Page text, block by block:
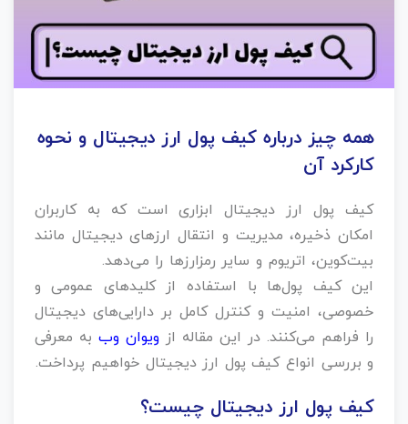
همه چیز درباره کیف پول ارز دیجیتال و نحوه
کارکرد آن
کیف پول ارز دیجیتال ابزاری است که به کاربران
امکان ذخیره، مدیریت و انتقال ارزهای دیجیتال مانند
بیت‌کوین، اتریوم و سایر رمزارزها را می‌دهد.
این کیف پول‌ها با استفاده از کلیدهای عمومی و
خصوصی، امنیت و کنترل کامل بر دارایی‌های دیجیتال
را فراهم می‌کنند. در این مقاله از ویوان وب به معرفی
و بررسی انواع کیف پول ارز دیجیتال خواهیم پرداخت.
کیف پول ارز دیجیتال چیست؟